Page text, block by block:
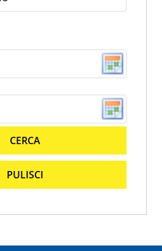
CERCA
PULISCI